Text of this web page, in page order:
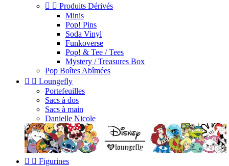
  Produits Dérivés
Minis
Pop! Pins
Soda Vinyl
Funkoverse
Pop! & Tee / Tees
Mystery / Treasures Box
Pop Boîtes Abîmées
  Loungefly
Portefeuilles
Sacs à dos
Sacs à main
Danielle Nicole
  Figurines